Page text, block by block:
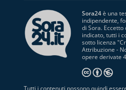
Sora24è una
indipendente,
di Sora.
indicato, tutti i
sotto licenza "
Attribuzione -
opere derivate
Tutti i contenuti possono quindi